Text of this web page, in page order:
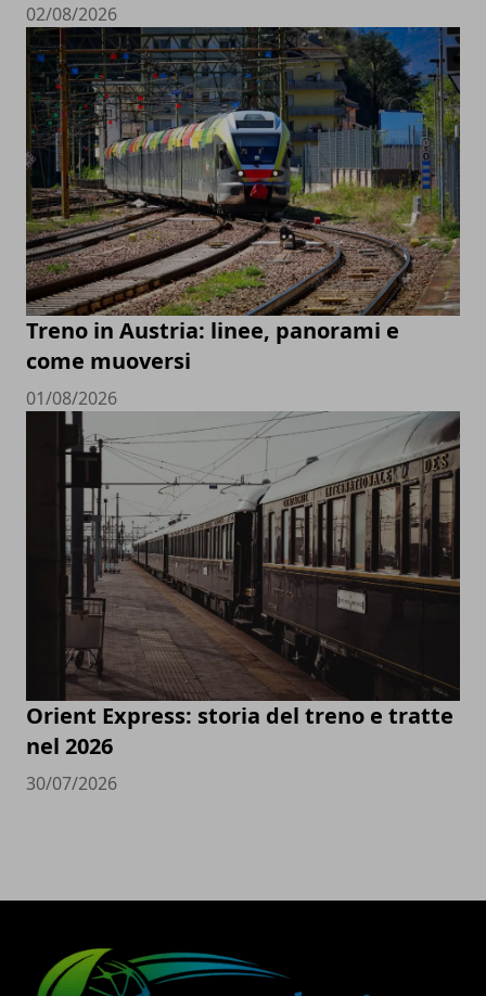
02/08/2026
Treno in Austria: linee, panorami e
come muoversi
01/08/2026
Orient Express: storia del treno e tratte
nel 2026
30/07/2026